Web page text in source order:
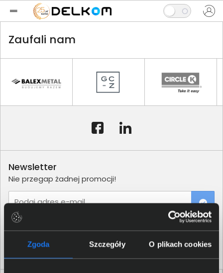
Zgoda Szczegóły O plikach cookies
Zaufali nam
Newsletter
Nie przegap żadnej promocji!
Podaj adres e-mail